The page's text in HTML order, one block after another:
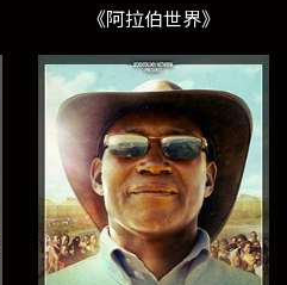
《阿拉伯世界》